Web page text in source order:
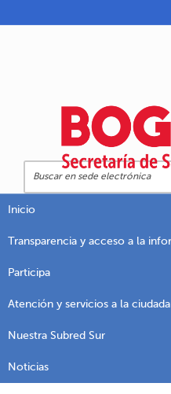
Inicio
Transparencia y acceso a la
Participa
Atención y servicios a la
Nuestra Subred Sur
Noticias